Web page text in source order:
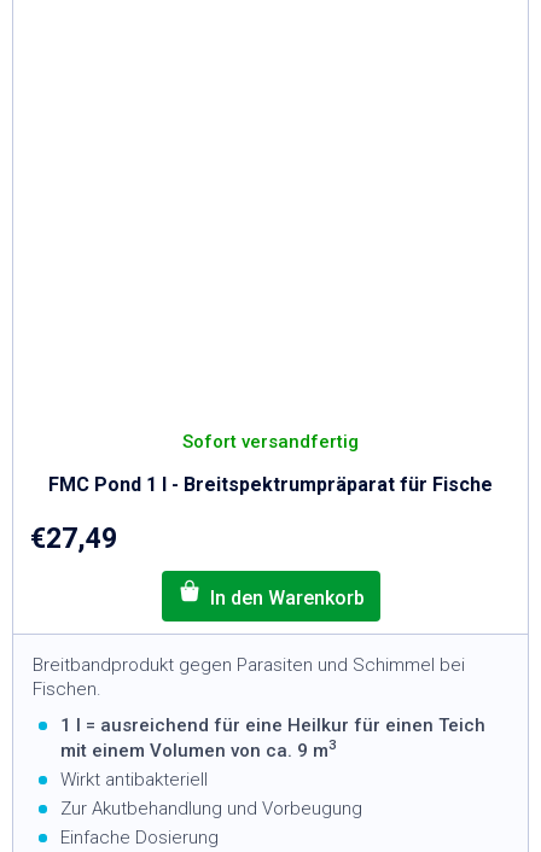
FMC Pond 1 l - Breitspektrumpräparat für Fische
Sofort versandfertig
€27,49
Breitbandprodukt gegen Parasiten und Schimmel bei
Fischen.
1 l = ausreichend für eine Heilkur für einen Teich
mit einem Volumen von ca. 9 m3
Wirkt antibakteriell
Zur Akutbehandlung und Vorbeugung
Einfache Dosierung